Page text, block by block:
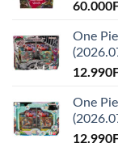
60.000
One
12.990
One
12.990